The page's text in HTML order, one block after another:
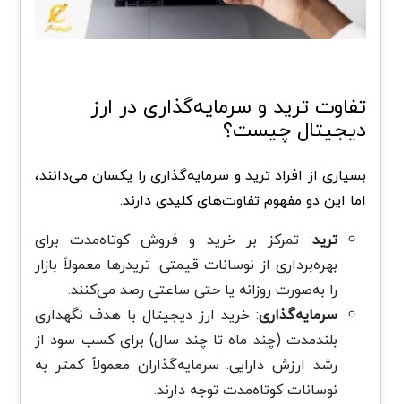
تفاوت ترید و سرمایه‌گذاری در ارز
دیجیتال چیست؟
بسیاری از افراد ترید و سرمایه‌گذاری را یکسان می‌دانند،
اما این دو مفهوم تفاوت‌های کلیدی دارند:
ترید: تمرکز بر خرید و فروش کوتاه‌مدت برای
بهره‌برداری از نوسانات قیمتی. تریدرها معمولاً بازار
را به‌صورت روزانه یا حتی ساعتی رصد می‌کنند.
سرمایه‌گذاری: خرید ارز دیجیتال با هدف نگهداری
بلندمدت (چند ماه تا چند سال) برای کسب سود از
رشد ارزش دارایی. سرمایه‌گذاران معمولاً کمتر به
نوسانات کوتاه‌مدت توجه دارند.